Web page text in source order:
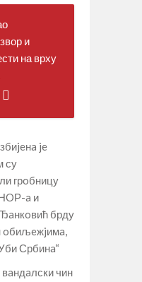
и
на врху
je
су
грoбницу
a и
брду
oбиљeжjимa,
Србинa“
чин